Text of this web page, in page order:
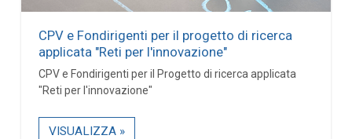
CPV e Fondirigenti per il progetto di ricerca
applicata "Reti per l'innovazione"
CPV e Fondirigenti per il Progetto di ricerca applicata
"Reti per l'innovazione"
VISUALIZZA »